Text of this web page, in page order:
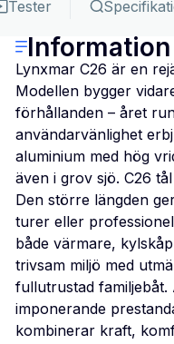
Tester
Information
Lynxmar C26 är en
Modellen bygger
förhållanden – året
användarvänlighet
aluminium med hög
även i grov sjö. C26
Den större längden
turer eller
både värmare,
trivsam miljö med
fullutrustad
imponerande
kombinerar kraft,